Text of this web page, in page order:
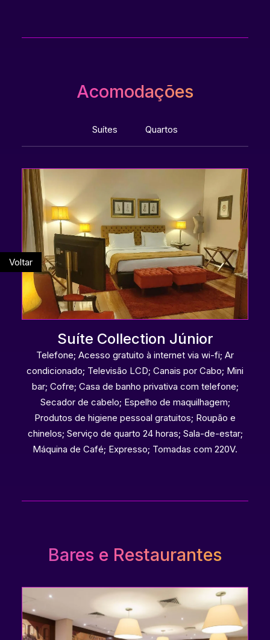
Acomodações
Suítes Quartos
Suíte Collection Júnior
Telefone; Acesso gratuito à internet via wi-fi; Ar
condicionado; Televisão LCD; Canais por Cabo; Mini
bar; Cofre; Casa de banho privativa com telefone;
Secador de cabelo; Espelho de maquilhagem;
Produtos de higiene pessoal gratuitos; Roupão e
chinelos; Serviço de quarto 24 horas; Sala-de-estar;
Máquina de Café; Expresso; Tomadas com 220V.
Bares e Restaurantes
Voltar